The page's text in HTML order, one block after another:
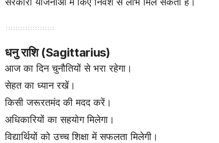
धनु राशि (Sagittarius)
आज का दिन चुनौतियों से भरा रहेगा।
सेहत का ध्यान रखें।
किसी जरूरतमंद की मदद करें।
अधिकारियों का सहयोग मिलेगा।
विद्यार्थियों को उच्च शिक्षा में सफलता मिलेगी।